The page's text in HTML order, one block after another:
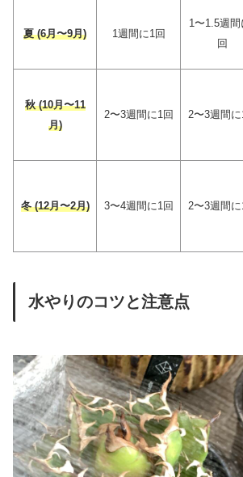
夏 (6月〜9月) 1週間に1回
1〜1.5週間
回
秋 (10月〜11
月)
2〜3週間に1回 2〜3週間に
冬 (12月〜2月) 3〜4週間に1回 2〜3週間に
水やりのコツと注意点